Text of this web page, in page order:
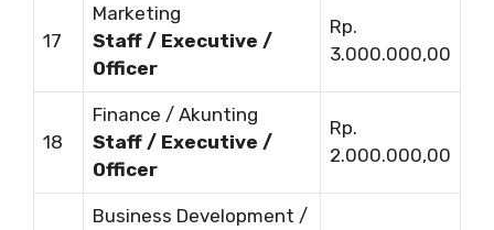
17
Marketing
Staff / Executive /
Officer
Rp.
3.000.000,00
18
Finance / Akunting
Staff / Executive /
Officer
Rp.
2.000.000,00
Business Development /